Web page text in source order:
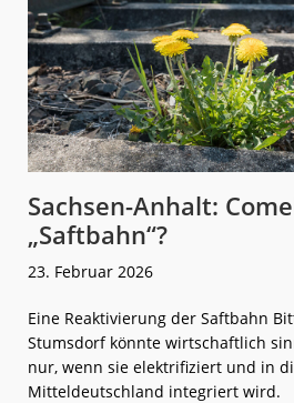
Sachsen-Anhalt:
„Saftbahn“?
23. Februar 2026
Eine Reaktivierung der Saftbahn
Stumsdorf könnte wirtschaftlich
nur, wenn sie elektrifiziert und in
Mitteldeutschland integriert wird.